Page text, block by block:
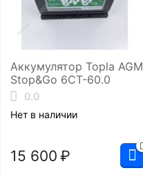
Аккумулятор Topla AGM
Stop&Go 6СТ-60.0
0.0
Нет в наличии
15 600 ₽